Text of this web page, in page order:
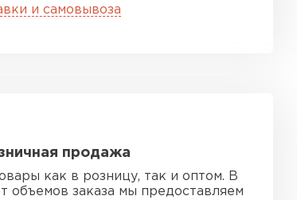
и самовывоза
продажа
как в розницу, так и оптом. В
объемов заказа мы предоставляем